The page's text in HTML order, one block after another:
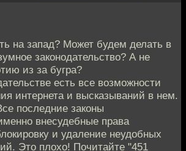
на запад? Может будем делать в
законодательство? А не
из за бугра?
есть все возможности
интернета и высказываний в нем.
последние законы
внесудебные права
и удаление неудобных
Это плохо! Почитайте "451